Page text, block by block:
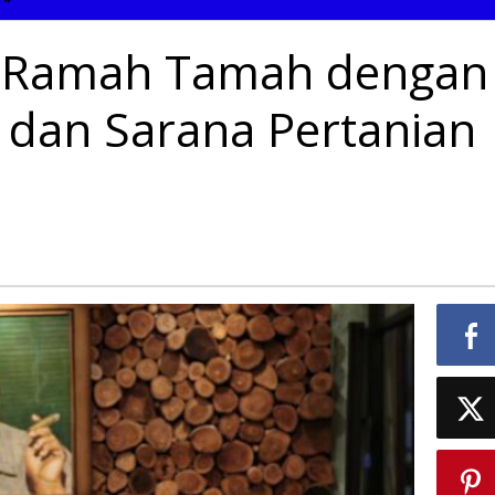
Arinal
Tamah
dengan
Prasarana
dan
Tamah dengan
Sarana Pertanian